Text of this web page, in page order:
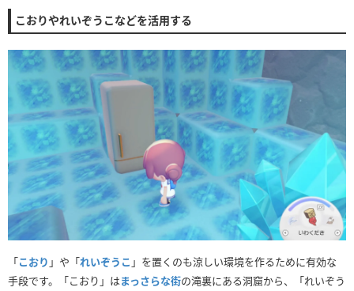
こおりやれいぞうこなどを活用する
「こおり 」や「れいぞうこ 」を置くのも涼しい環境を作るために有効な
手段です。「こおり」はまっさらな街の滝裏にある洞窟から、「れいぞう